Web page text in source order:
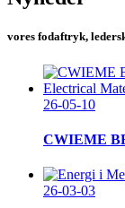
vores fodaftryk,
26-05-10
CWIEME
26-03-03